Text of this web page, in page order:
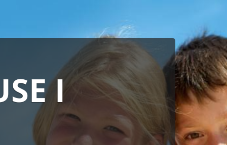
I
laveste pris
ét sted